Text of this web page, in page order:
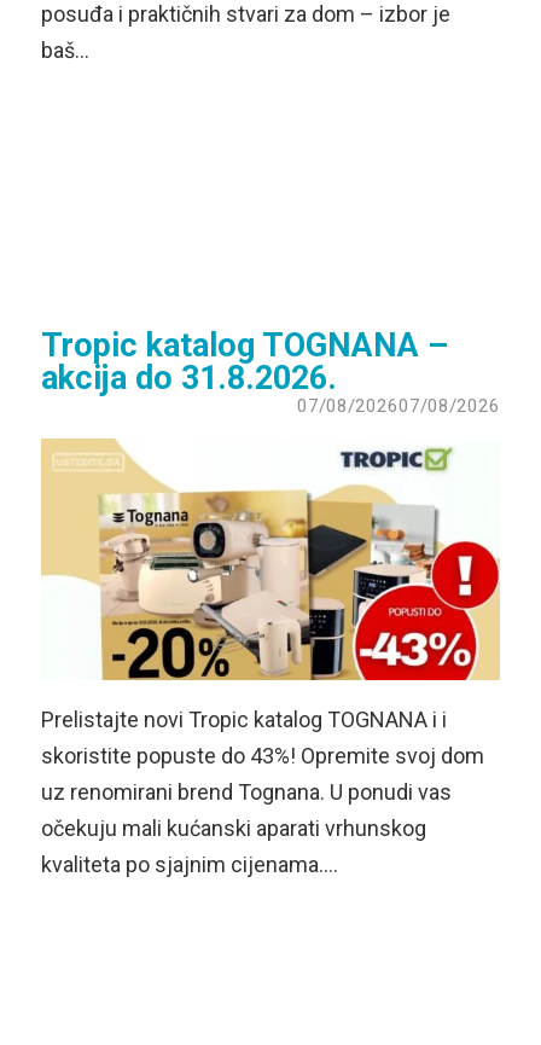
posuđa i praktičnih stvari za dom – izbor je
baš…
Tropic katalog TOGNANA –
akcija do 31.8.2026.
07/08/202607/08/2026
Prelistajte novi Tropic katalog TOGNANA i i
skoristite popuste do 43%! Opremite svoj dom
uz renomirani brend Tognana. U ponudi vas
očekuju mali kućanski aparati vrhunskog
kvaliteta po sjajnim cijenama….